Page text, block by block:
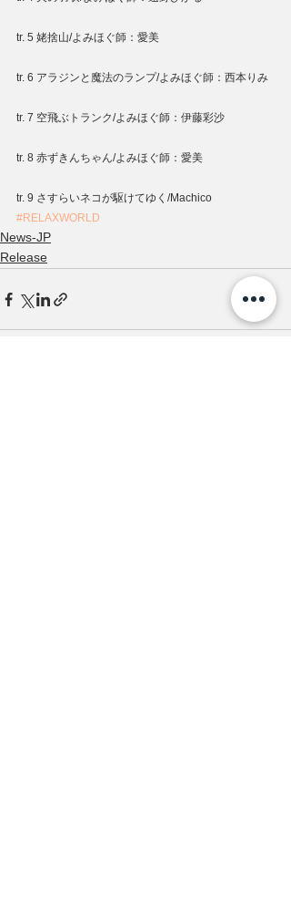
tr. 5 姥捨山/よみほぐ師：愛美
tr. 6 アラジンと魔法のランプ/よみほぐ師：西本りみ
tr. 7 空飛ぶトランク/よみほぐ師：伊藤彩沙
tr. 8 赤ずきんちゃん/よみほぐ師：愛美
tr. 9 さすらいネコが駆けてゆく/Machico
#RELAXWORLD
News-JP
Release